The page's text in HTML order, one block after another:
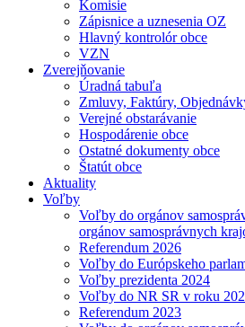
Komisie
Zápisnice a uznesenia OZ
Hlavný kontrolór obce
VZN
Zverejňovanie
Úradná tabuľa
Zmluvy, Faktúry,
Verejné obstarávanie
Hospodárenie obce
Ostatné dokumenty obce
Štatút obce
Aktuality
Voľby
Voľby do orgánov
orgánov samosprávnych
Referendum 2026
Voľby do Európskeho
Voľby prezidenta 2024
Voľby do NR SR v roku
Referendum 2023